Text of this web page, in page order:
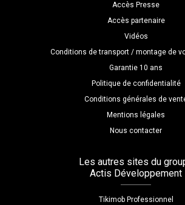
Accès Presse
Accès partenaire
Vidéos
Conditions de transport / montage de
Garantie 10 ans
Politique de confidentialité
Conditions générales de
Mentions légales
Nous contacter
Les autres sites du
Actis Développement
Tikimob Professionnel